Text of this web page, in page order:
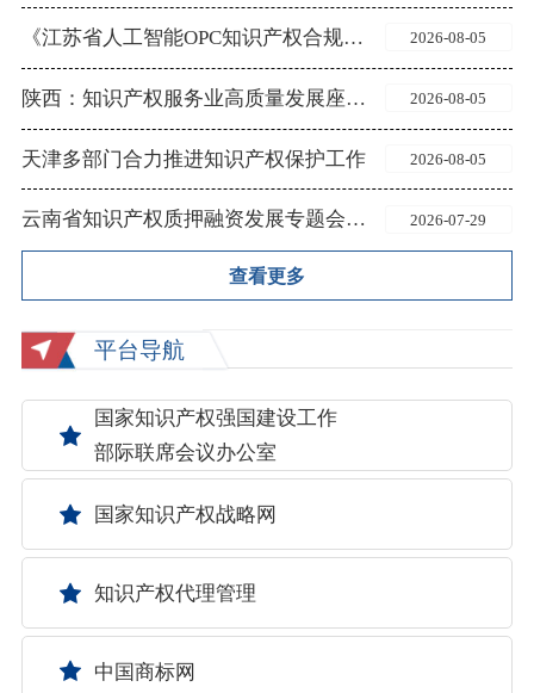
2026-08-05
《江苏省人工智能OPC知识产权合规指引》出台
2026-08-05
陕西：知识产权服务业高质量发展座谈交流会召开
2026-08-05
天津多部门合力推进知识产权保护工作
2026-07-29
云南省知识产权质押融资发展专题会商会召开
查看更多
平台导航
国家知识产权强国建设工作
部际联席会议办公室
国家知识产权战略网
知识产权代理管理
中国商标网